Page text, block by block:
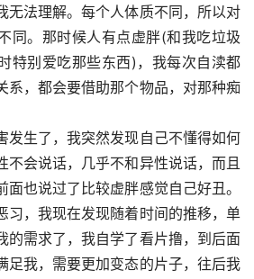
无法理解。每个人体质不同，所以对
同。那时候人有点虚胖(和我吃垃圾
特别爱吃那些东西)，我每次自渎都
系，都会要借助那个物品，对那种痴
发生了，我突然发现自己不懂得如何
不会说话，几乎不和异性说话，而且
也说过了比较虚胖感觉自己好丑。
习，我现在发现随着时间的推移，单
的需求了，我自学了看片撸，到后面
足我，需要更加变态的片子，往后我